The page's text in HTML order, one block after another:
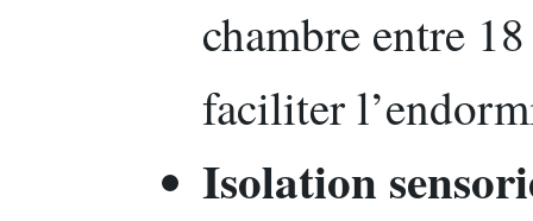
chambre entre
faciliter
Isolation